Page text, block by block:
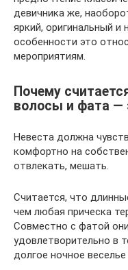
девичника же,
яркий, оригинальный
особенности это
мероприятиям.
Почему
волосы и фата —
Невеста должна
комфортно на
отвлекать, мешать.
Считается, что
чем любая прическа
Совместно с фатой
удовлетворительно в
долгое ночное